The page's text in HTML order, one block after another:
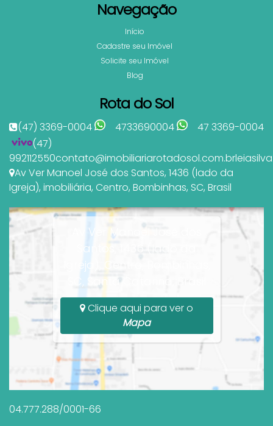
Navegação
Início
Cadastre seu Imóvel
Solicite seu Imóvel
Blog
Rota do Sol
(47) 3369-0004 4733690004
47 3369-0004
(47)
992112550contato@imobiliariarotadosol.com.br
Av Ver Manoel José dos Santos, 1436 (lado da
Igreja), imobiliária, Centro, Bombinhas, SC, Brasil
Av Ver Manoel José dos
Santos, 1436 (lado da
Igreja), Centro, Bombinhas,
SC, Santa Catarina, Brasil
Clique aqui para ver o
Mapa
04.777.288/0001-66